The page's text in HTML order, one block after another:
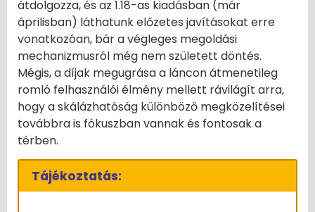
átdolgozza, és az 1.18-as kiadásban (már
áprilisban) láthatunk előzetes javításokat erre
vonatkozóan, bár a végleges megoldási
mechanizmusról még nem született döntés.
Mégis, a díjak megugrása a láncon átmenetileg
romló felhasználói élmény mellett rávilágít arra,
hogy a skálázhatóság különböző megközelítései
továbbra is fókuszban vannak és fontosak a
térben.
Tájékoztatás: